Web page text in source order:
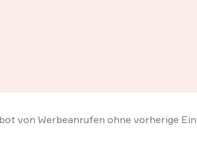
von Werbeanrufen ohne vorherige